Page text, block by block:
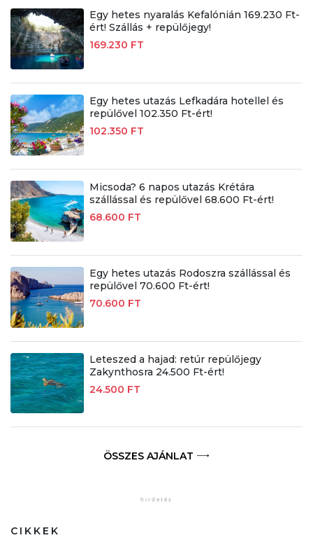
Egy hetes nyaralás Kefalónián 169.230 Ft-
ért! Szállás + repülőjegy!
169.230 FT
Egy hetes utazás Lefkadára hotellel és
repülővel 102.350 Ft-ért!
102.350 FT
Micsoda? 6 napos utazás Krétára
szállással és repülővel 68.600 Ft-ért!
68.600 FT
Egy hetes utazás Rodoszra szállással és
repülővel 70.600 Ft-ért!
70.600 FT
Leteszed a hajad: retúr repülőjegy
Zakynthosra 24.500 Ft-ért!
24.500 FT
ÖSSZES AJÁNLAT
CIKKEK